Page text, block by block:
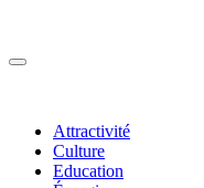
Attractivité
Culture
Education